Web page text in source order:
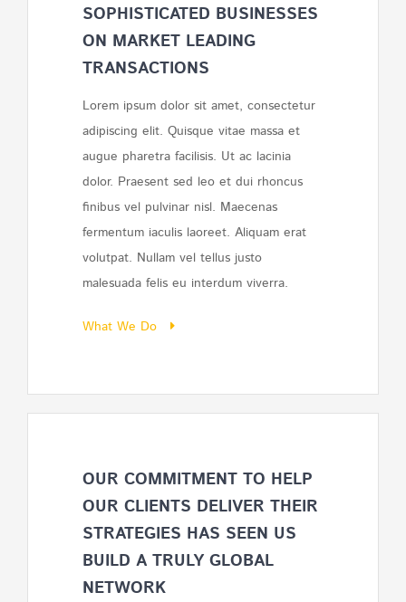
SOPHISTICATED BUSINESSES
ON MARKET LEADING
TRANSACTIONS
Lorem ipsum dolor sit amet, consectetur
adipiscing elit. Quisque vitae massa et
augue pharetra facilisis. Ut ac lacinia
dolor. Praesent sed leo et dui rhoncus
finibus vel pulvinar nisl. Maecenas
fermentum iaculis laoreet. Aliquam erat
volutpat. Nullam vel tellus justo
malesuada felis eu interdum viverra.
What We Do
OUR COMMITMENT TO HELP
OUR CLIENTS DELIVER THEIR
STRATEGIES HAS SEEN US
BUILD A TRULY GLOBAL
NETWORK